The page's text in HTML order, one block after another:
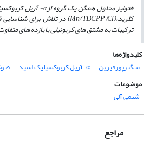
فتولیز محلول همگن یک گروهازα
-آریل
کلرید،(Mn(TDCPP)Cl) در تلاش برای شناسایی
ترکیبات به مشتق‌ های کربونیلی با بازده ‌های
کلیدواژه‌ها
منگنزپورفیرین
α ـ آریل کربوکسیلیک اسید
موضوعات
شیمی آلی
مراجع